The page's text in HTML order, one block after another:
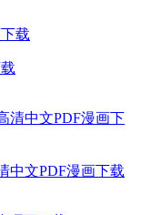
中文PDF漫画下载